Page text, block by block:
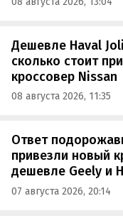
Дешевле Haval
сколько стоит
кроссовер Nissan
08 августа 2026, 11:35
Ответ
привезли новый
дешевле Geely и
07 августа 2026, 20:14